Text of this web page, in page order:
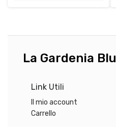
La Gardenia Blu
Link Utili
Il mio account
Carrello